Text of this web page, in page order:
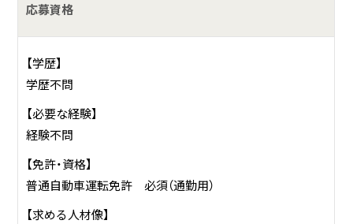
よいか」をテーマとして社員一丸となって改善活動に取り組
応募資格
【学歴】
学歴不問
【必要な経験】
経験不問
【免許・資格】
普通自動車運転免許 必須（通勤用）
【求める人材像】